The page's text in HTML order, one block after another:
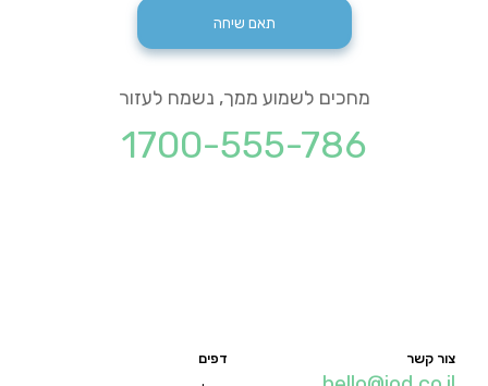
תאם שיחה
מחכים לשמוע ממך, נשמח לעזור
1700-555-786
צור קשר
דפים